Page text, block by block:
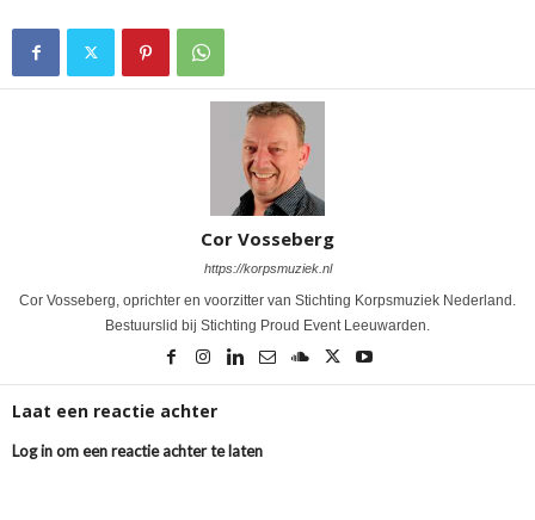
Cor Vosseberg
https://korpsmuziek.nl
Cor Vosseberg, oprichter en voorzitter van Stichting Korpsmuziek Nederland.
Bestuurslid bij Stichting Proud Event Leeuwarden.
Laat een reactie achter
Log in om een reactie achter te laten